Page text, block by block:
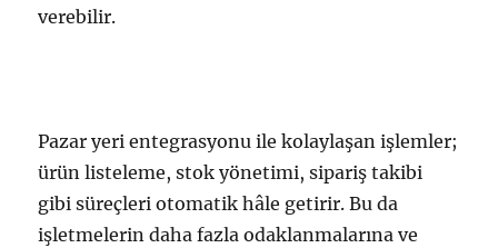
verebilir.
Pazar yeri entegrasyonu ile kolaylaşan işlemler;
ürün listeleme, stok yönetimi, sipariş takibi
gibi süreçleri otomatik hâle getirir. Bu da
işletmelerin daha fazla odaklanmalarına ve